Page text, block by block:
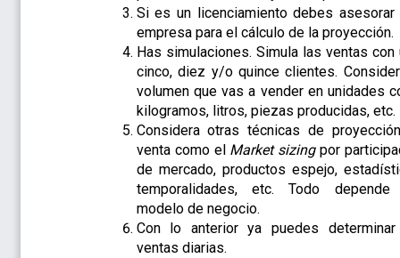
Si es un licenciamiento debes asesorar
empresa para el cálculo de la proyección.
Has simulaciones. Simula las ventas con
cinco, diez y/o quince clientes.
volumen que vas a vender en unidades
kilogramos, litros, piezas producidas, etc.
Considera otras técnicas de
venta como el Market sizingpor
de mercado, productos espejo,
temporalidades, etc. Todo
modelo de negocio.
Con lo anterior ya puedes
ventas diarias.